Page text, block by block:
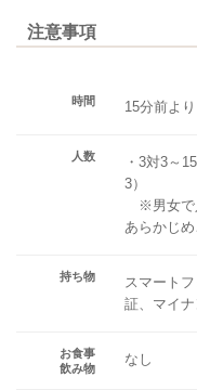
注意事項
時間 15分前よ
人数
・3対3～
3）
※男女で
あらかじめ
持ち物
スマート
証、マイナ
お食事
飲み物
なし